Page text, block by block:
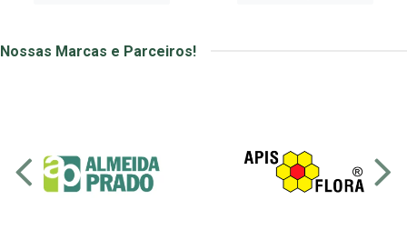
Nossas Marcas e Parceiros!